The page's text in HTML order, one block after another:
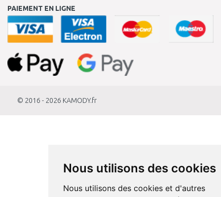
Nous utilisons des cookies
Nous utilisons des cookies et d'autres
PAIEMENT EN LIGNE
© 2016 - 2026 KAMODY.fr